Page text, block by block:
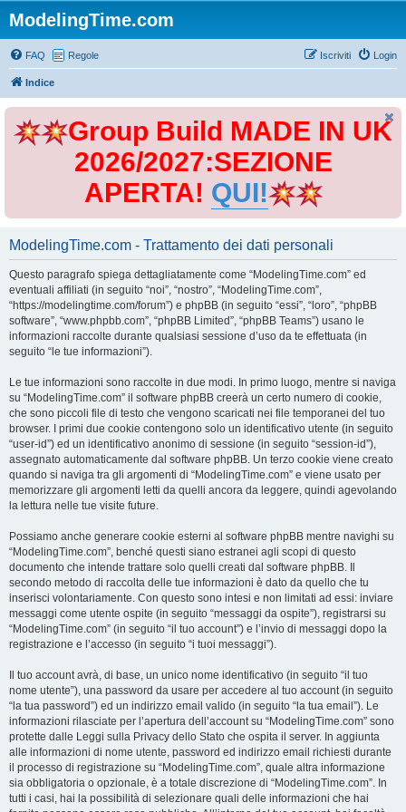
ModelingTime.com
FAQ Regole Login
Iscriviti
Indice
Group Build MADE IN UK
2026/2027:SEZIONE
APERTA! QUI!
ModelingTime.com - Trattamento dei dati personali
Questo paragrafo spiega dettagliatamente come “ModelingTime.com” ed
eventuali affiliati (in seguito “noi”, “nostro”, “ModelingTime.com”,
“https://modelingtime.com/forum”) e phpBB (in seguito “essi”, “loro”, “phpBB
software”, “www.phpbb.com”, “phpBB Limited”, “phpBB Teams”) usano le
informazioni raccolte durante qualsiasi sessione d’uso da te effettuata (in
seguito “le tue informazioni”).
Le tue informazioni sono raccolte in due modi. In primo luogo, mentre si naviga
su “ModelingTime.com” il software phpBB creerà un certo numero di cookie,
che sono piccoli file di testo che vengono scaricati nei file temporanei del tuo
browser. I primi due cookie contengono solo un identificativo utente (in seguito
“user-id”) ed un identificativo anonimo di sessione (in seguito “session-id”),
assegnato automaticamente dal software phpBB. Un terzo cookie viene creato
quando si naviga tra gli argomenti di “ModelingTime.com” e viene usato per
memorizzare gli argomenti letti da quelli ancora da leggere, quindi agevolando
la lettura nelle tue visite future.
Possiamo anche generare cookie esterni al software phpBB mentre navighi su
“ModelingTime.com”, benché questi siano estranei agli scopi di questo
documento che intende trattare solo quelli creati dal software phpBB. Il
secondo metodo di raccolta delle tue informazioni è dato da quello che tu
inserisci volontariamente. Con questo sono intesi e non limitati ad essi: inviare
messaggi come utente ospite (in seguito “messaggi da ospite”), registrarsi su
“ModelingTime.com” (in seguito “il tuo account”) e l’invio di messaggi dopo la
registrazione e l’accesso (in seguito “i tuoi messaggi”).
Il tuo account avrà, di base, un unico nome identificativo (in seguito “il tuo
nome utente”), una password da usare per accedere al tuo account (in seguito
“la tua password”) ed un indirizzo email valido (in seguito “la tua email”). Le
informazioni rilasciate per l’apertura dell’account su “ModelingTime.com” sono
protette dalle Leggi sulla Privacy dello Stato che ospita il server. In aggiunta
alle informazioni di nome utente, password ed indirizzo email richiesti durante
il processo di registrazione su “ModelingTime.com”, quale altra informazione
sia obbligatoria o opzionale, è a totale discrezione di “ModelingTime.com”. In
tutti i casi, hai la possibilità di selezionare quali delle informazioni che hai